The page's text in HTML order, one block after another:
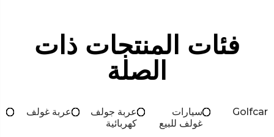
فئات المنتجات ذات
الصلة
Golfcar
سيارات
غولف للبيع
عربة جولف
كهربائية
عربة غولف